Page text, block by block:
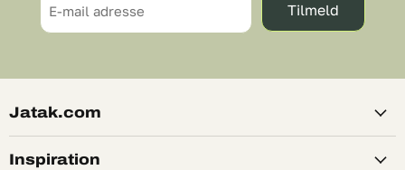
E-mail adresse Tilmeld
Jatak.com
Inspiration